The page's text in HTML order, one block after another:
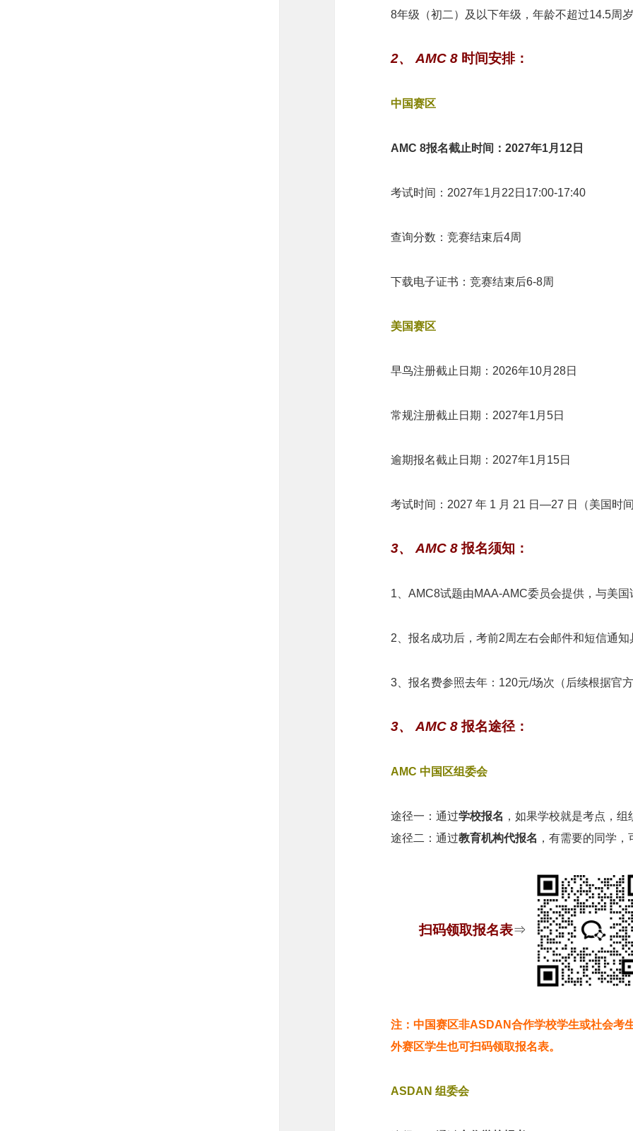
8年级（初二）及以下年级，年龄不超过14.5周
2、 AMC 8 时间安排：
中国赛区
AMC 8报名截止时间：2027年1月12日
考试时间：2027年1月22日17:00-17:40
查询分数：竞赛结束后4周
下载电子证书：竞赛结束后6-8周
美国赛区
早鸟注册截止日期：2026年10月28日
常规注册截止日期：2027年1月5日
逾期报名截止日期：2027年1月15日
考试时间：2027 年 1 月 21 日—27 日（美国时
3、 AMC 8报名须知 ：
1、AMC8试题由MAA-AMC委员会提供，与美
2、报名成功后，考前2周左右会邮件和短信通
3、报名费参照去年：120元/场次（后续根据官
3、 AMC 8报名途径 ：
AMC 中国区组委会
途径一：通过学校报名 ，如果学校就是考点，
途径二：通过教育机构代报名 ，有需要的同学
扫码领取报名表⇒
注：中国赛区非ASDAN合作学校学生或社会考
外赛区学生也可扫码领取报名表。
ASDAN 组委会